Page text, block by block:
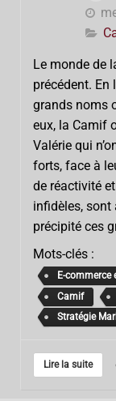
Le monde de
précédent. En
grands noms
eux, la Camif
Valérie qui
forts, face à
de réactivité
infidèles,
précipité ces
Mots-clés :
E-commerce
Camif
Stratégie
Lire la suite